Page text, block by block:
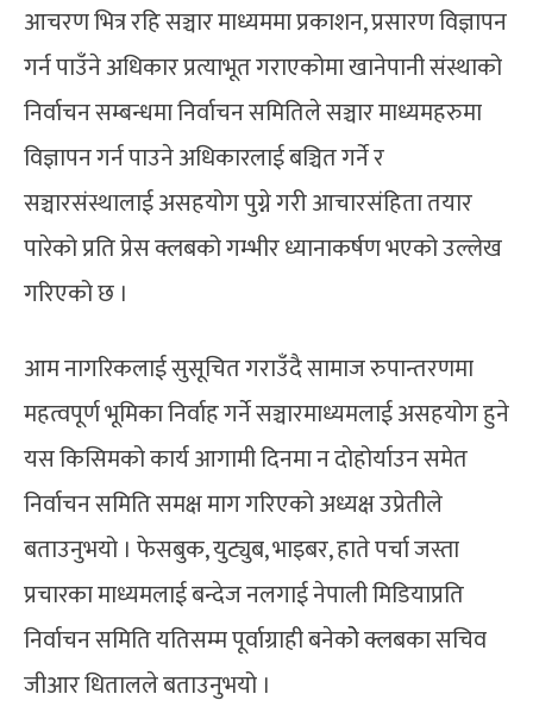
आचरण भित्र रहि सञ्चार माध्यममा प्रकाशन, प्रसारण विज्ञापन
गर्न पाउँने अधिकार प्रत्याभूत गराएकोमा खानेपानी संस्थाको
निर्वाचन सम्बन्धमा निर्वाचन समितिले सञ्चार माध्यमहरुमा
विज्ञापन गर्न पाउने अधिकारलाई बञ्चित गर्ने र
सञ्चारसंस्थालाई असहयोग पुग्ने गरी आचारसंहिता तयार
पारेको प्रति प्रेस क्लबको गम्भीर ध्यानाकर्षण भएको उल्लेख
गरिएको छ ।
आम नागरिकलाई सुसूचित गराउँदै सामाज रुपान्तरणमा
महत्वपूर्ण भूमिका निर्वाह गर्ने सञ्चारमाध्यमलाई असहयोग हुने
यस किसिमको कार्य आगामी दिनमा न दोहोर्याउन समेत
निर्वाचन समिति समक्ष माग गरिएको अध्यक्ष उप्रेतीले
बताउनुभयो । फेसबुक, युट्युब, भाइबर, हाते पर्चा जस्ता
प्रचारका माध्यमलाई बन्देज नलगाई नेपाली मिडियाप्रति
निर्वाचन समिति यतिसम्म पूर्वाग्राही बनेकोे क्लबका सचिव
जीआर धितालले बताउनुभयो ।